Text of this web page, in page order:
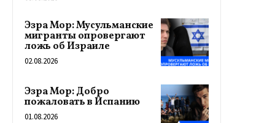
Эзра Мор: Мусульманские
мигранты опровергают
ложь об Израиле
02.08.2026
Эзра Мор: Добро
пожаловать в Испанию
01.08.2026